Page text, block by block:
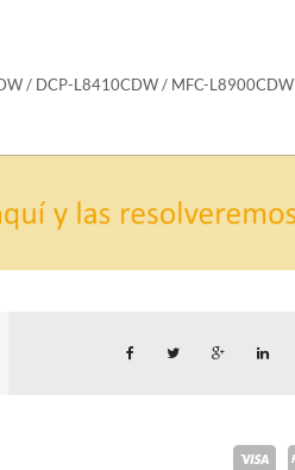
/ DCP-L8410CDW / MFC-L8900CDW